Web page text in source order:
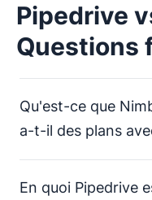
Pipedrive
Questions
Qu'est-ce que
a-t-il des plans
En quoi Pipedrive